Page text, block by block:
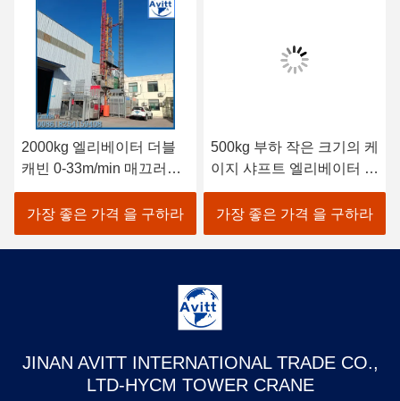
2000kg 엘리베이터 더블
캐빈 0-33m/min 매끄러운
속도 인버터 제어 건물 엘
리베이터
가장 좋은 가격 을 구하라
500kg 부하 작은 크기의 케
이지 샤프트 엘리베이터 우
물 샤프트 내부에 설치
가장 좋은 가격 을 구하라
JINAN AVITT INTERNATIONAL TRADE CO.,
LTD-HYCM TOWER CRANE